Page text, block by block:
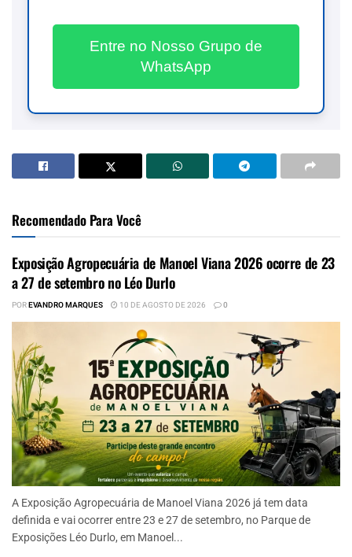
Entre no Nosso Grupo de
WhatsApp
Recomendado Para Você
Exposição Agropecuária de Manoel Viana 2026 ocorre de 23
a 27 de setembro no Léo Durlo
POREVANDRO MARQUES 10 DE AGOSTO DE 2026 0
A Exposição Agropecuária de Manoel Viana 2026 já tem data
definida e vai ocorrer entre 23 e 27 de setembro, no Parque de
Exposições Léo Durlo, em Manoel...